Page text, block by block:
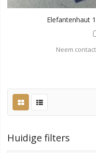
Elefantenhaut
Neem
Huidige filters